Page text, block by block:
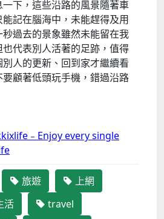
下，這些沿路的風景隨著車
記在腦海中，未能趕得及用
過去的景象雖然未能留在我
代表別人活著的足跡，值得
人的更新、回到家才繼續看
顧著低頭玩手機，錯過沿路
every single
旅遊
上網
活
travel